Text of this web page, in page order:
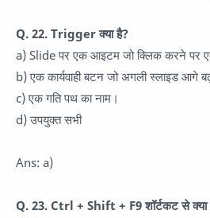
Q. 22. Trigger क्या है?
a) Slide पर एक आइटम जो क्लिक करने पर
b) एक कार्यवाही बटन जो अगली स्लाइड आगे
c) एक गति पथ का नाम।
d) उपयुक्त सभी
Ans: a)
Q. 23. Ctrl + Shift + F9 शॉर्टकट से क्या